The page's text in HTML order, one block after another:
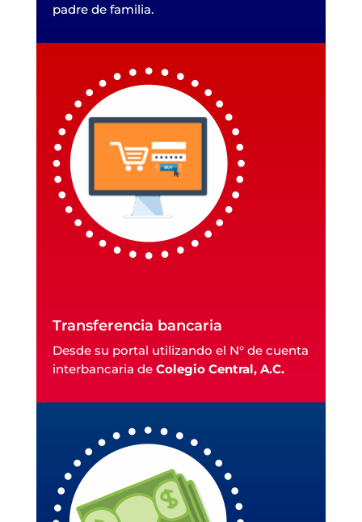
padre de familia.
Transferencia bancaria
Desde su portal utilizando el N° de cuenta
interbancaria de Colegio Central, A.C.